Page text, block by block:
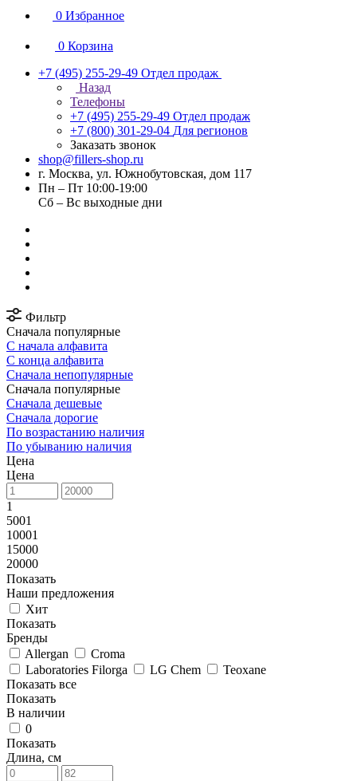
0 Избранное
0 Корзина
+7 (495) 255-29-49 Отдел продаж
Назад
Телефоны
+7 (495) 255-29-49 Отдел продаж
+7 (800) 301-29-04 Для регионов
Заказать звонок
shop@fillers-shop.ru
г. Москва, ул. Южнобутовская, дом 117
Пн – Пт 10:00-19:00
Сб – Вс выходные дни
Фильтр
Сначала популярные
С начала алфавита
С конца алфавита
Сначала непопулярные
Сначала популярные
Сначала дешевые
Сначала дорогие
По возрастанию наличия
По убыванию наличия
Цена
Цена
1
5001
10001
15000
20000
Показать
Наши предложения
Хит
Показать
Бренды
Allergan
Croma
Laboratories Filorga
LG Chem
Teoxane
Показать все
Показать
В наличии
0
Показать
Длина, см